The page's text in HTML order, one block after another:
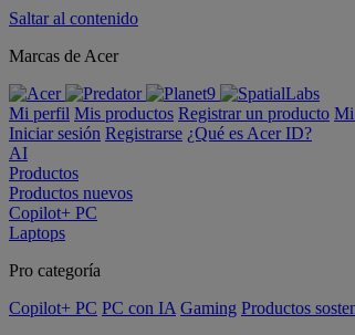
Saltar al contenido
Marcas de Acer
Mi perfil Mis productos Registrar un producto Mi
Iniciar sesión Registrarse ¿Qué es Acer ID?
AI
Productos
Productos nuevos
Copilot+ PC
Laptops
Pro categoría
Copilot+ PC PC con IA Gaming Productos